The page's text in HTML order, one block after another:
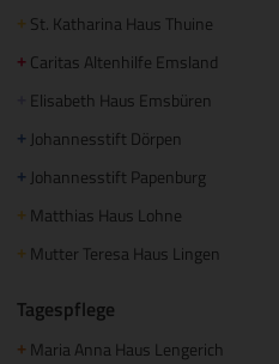
+ St. Katharina Haus Thuine
+ Caritas Altenhilfe Emsland
Elisabeth Haus Emsbüren
+ Johannesstift Dörpen
+ Johannesstift Papenburg
+ Matthias Haus Lohne
+ Mutter Teresa Haus Lingen
Tagespflege
+ Maria Anna Haus Lengerich